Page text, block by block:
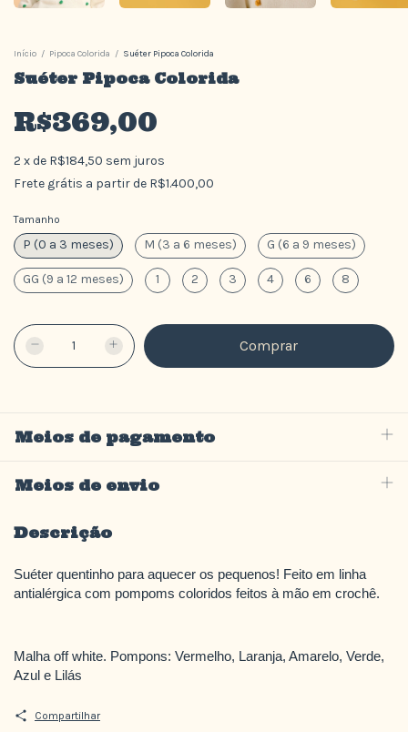
Início / Pipoca Colorida / Suéter Pipoca Colorida
Suéter Pipoca Colorida
R$369,00
2 xde R$184,50 sem juros
Frete grátis a partir de R$1.400,00
Tamanho
P (0 a 3 meses) M (3 a 6 meses) G (6 a 9 meses)
GG (9 a 12 meses) 1 2 3 4 6 8
Meios de pagamento
Meios de envio
Descrição
Suéter quentinho para aquecer os pequenos! Feito em linha
antialérgica com pompoms coloridos feitos à mão em crochê.
Malha off white. Pompons: Vermelho, Laranja, Amarelo, Verde,
Azul e Lilás
Compartilhar